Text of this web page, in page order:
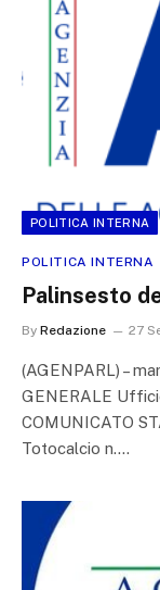
POLITICA INTERNA
POLITICA INTERNA
Palinsesto
By Redazione 27
(AGENPARL) –
GENERALE
COMUNICATO
Totocalcio n.…